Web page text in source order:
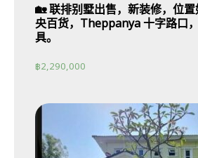
🏡 联排别墅出售，新装修，位
央百货，Theppanya 十字路口
具。
฿2,290,000